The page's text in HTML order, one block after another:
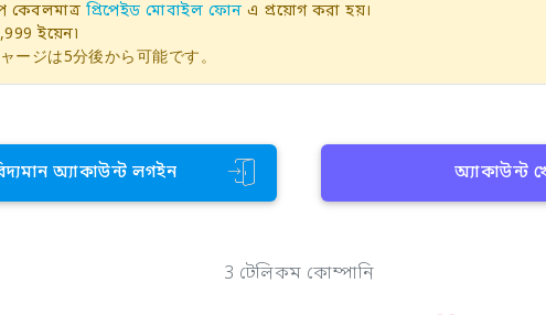
প্রিপেইড মোবাইল ফোন এ প্রয়োগ করা হয়।
ইয়েন৷
ージは5分後から可能です。
অ্যাকাউন্ট লগইন অ্যাকাউন্ট
3 টেলিকম কোম্পানি